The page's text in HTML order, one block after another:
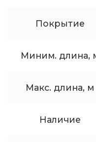
Покрытие
Миним. длина,
Макс. длина, м
Наличие